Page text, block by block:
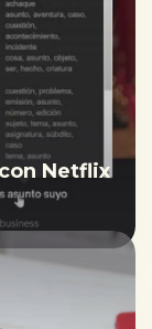
Netflix